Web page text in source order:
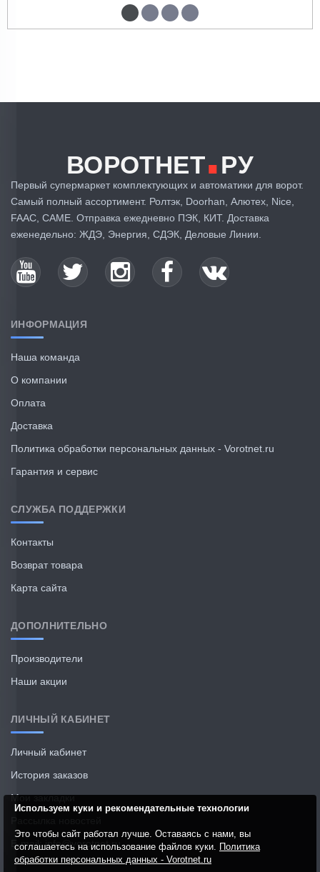
получаются вот такие аорота
3
>
>|
ВОРОТНЕТ.РУ
Первый супермаркет комплектующих и автоматики для ворот.
Самый полный ассортимент. Ролтэк, Doorhan, Алютех, Nice,
FAAC, CAME. Отправка ежедневно ПЭК, КИТ. Доставка
еженедельно: ЖДЭ, Энергия, СДЭК, Деловые Линии.
ИНФОРМАЦИЯ
Наша команда
О компании
Оплата
Доставка
Политика обработки персональных данных - Vorotnet.ru
Гарантия и сервис
СЛУЖБА ПОДДЕРЖКИ
Контакты
Возврат товара
Карта сайта
ДОПОЛНИТЕЛЬНО
Производители
Наши акции
ЛИЧНЫЙ КАБИНЕТ
Личный кабинет
История заказов
Мои закладки
E-mail: info@vorotnet.ru
Используем куки и рекомендательные технологии
Это чтобы сайт работал лучше. Оставаясь с нами, вы
соглашаетесь на использование файлов куки. Политика
обработки персональных данных - Vorotnet.ru